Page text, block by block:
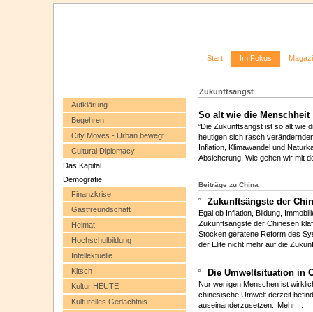
Start Im Fokus
Zukunftsangst
Aufklärung
Begehren
City Moves - Urban bewegt
Cultural Diplomacy
Das Kapital
Demografie
Finanzkrise
Gastfreundschaft
Heimat
Hochschulbildung
Intellektuelle
Kitsch
Kultur HEUTE
Kulturelles Gedächtnis
So alt wie die Menschheit
Die Zukunftsangst ist so alt wie
heutigen sich rasch
Inflation, Klimawandel und
Absicherung: Wie gehen wir mit
Beiträge zu China
Zukunftsängste der
Egal ob Inflation, Bildung,
Zukunftsängste der Chinesen
Stocken geratene Reform des
der Elite nicht mehr auf die
Die Umweltsituation in
Nur wenigen Menschen ist
chinesische Umwelt derzeit
auseinanderzusetzen.
Mehr ...